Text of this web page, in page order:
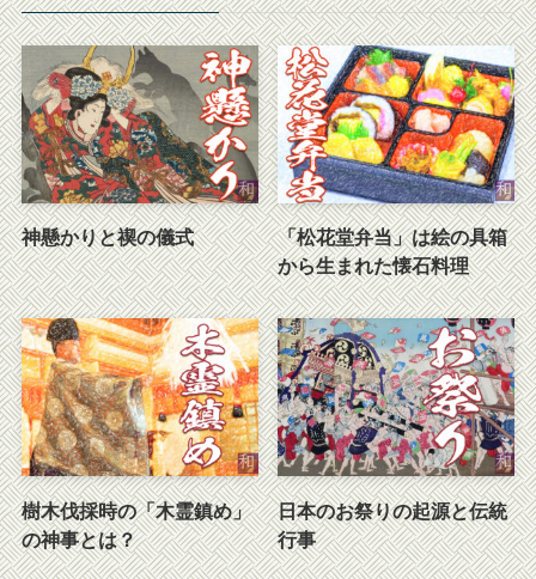
神懸かりと禊の儀式
「松花堂弁当」は絵の具箱
から生まれた懐石料理
樹木伐採時の「木霊鎮め」
の神事とは？
日本のお祭りの起源と伝統
行事